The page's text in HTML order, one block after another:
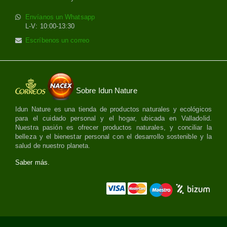
Envíanos un Whatsapp
L-V: 10:00-13:30
Escríbenos un correo
Sobre Idun Nature
Idun Nature es una tienda de productos naturales y ecológicos
para el cuidado personal y el hogar, ubicada en Valladolid.
Nuestra pasión es ofrecer productos naturales, y conciliar la
belleza y el bienestar personal con el desarrollo sostenible y la
salud de nuestro planeta.
Saber más.